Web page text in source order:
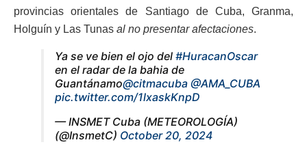
provincias orientales de Santiago de Cuba, Granma,
Holguín y Las Tunas al no presentar afectaciones.
Ya se ve bien el ojo del #HuracanOscar
en el radar de la bahia de
Guantánamo@citmacuba @AMA_CUBA
pic.twitter.com/1lxaskKnpD
— INSMET Cuba (METEOROLOGÍA)
(@InsmetC) October 20, 2024